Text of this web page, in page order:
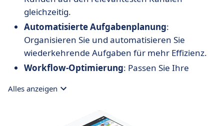
gleichzeitig.
Automatisierte Aufgabenplanung:
Organisieren Sie und automatisieren Sie
wiederkehrende Aufgaben für mehr Effizienz.
Workflow-Optimierung: Passen Sie Ihre
maximieren.
Alles anzeigen